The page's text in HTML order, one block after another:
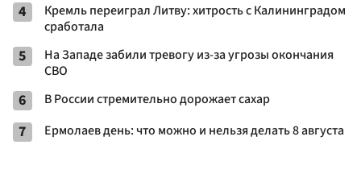
4
Кремль переиграл Литву: хитрость с Калининградом
сработала
5
На Западе забили тревогу из-за угрозы окончания
СВО
6 В России стремительно дорожает сахар
7 Ермолаев день: что можно и нельзя делать 8 августа